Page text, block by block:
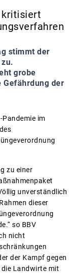
kritisiert
stimmt der
grobe
Gefährdung der
im
zu einer
unverständlich
dieser
so BBV
nicht
der Kampf gegen
Landwirte mit